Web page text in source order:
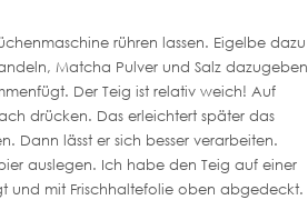
rühren lassen. Eigelbe dazu
Matcha Pulver und Salz dazugeben
Der Teig ist relativ weich! Auf
drücken. Das erleichtert später das
Dann lässt er sich besser verarbeiten.
auslegen. Ich habe den Teig auf einer
und mit Frischhaltefolie oben abgedeckt.